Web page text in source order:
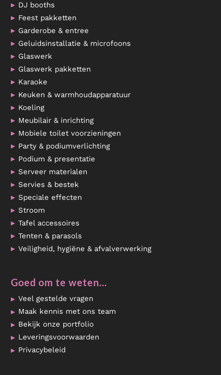
DJ booths
Feest pakketten
Garderobe & entree
Geluidsinstallatie & microfoons
Glaswerk
Glaswerk pakketten
Karaoke
Keuken & warmhoudapparatuur
Koeling
Meubilair & inrichting
Mobiele toilet voorzieningen
Party & podiumverlichting
Podium & presentatie
Serveer materialen
Servies & bestek
Speciale effecten
Stroom
Tafel accessoires
Tenten & parasols
Veiligheid, hygiëne & afvalverwerking
Goed om te weten…
Veel gestelde vragen
Maak kennis met ons team
Bekijk onze portfolio
Leveringsvoorwaarden
Privacybeleid